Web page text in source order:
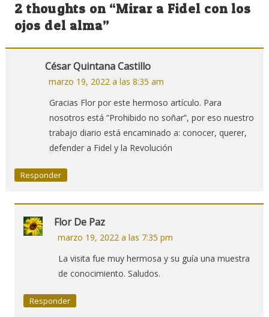
entradas
2 thoughts on “Mirar a Fidel con los
ojos del alma”
César Quintana Castillo
marzo 19, 2022 a las 8:35 am
Gracias Flor por este hermoso artículo. Para
nosotros está “Prohibido no soñar”, por eso nuestro
trabajo diario está encaminado a: conocer, querer,
defender a Fidel y la Revolución
Responder
Flor De Paz
marzo 19, 2022 a las 7:35 pm
La visita fue muy hermosa y su guía una muestra
de conocimiento. Saludos.
Responder